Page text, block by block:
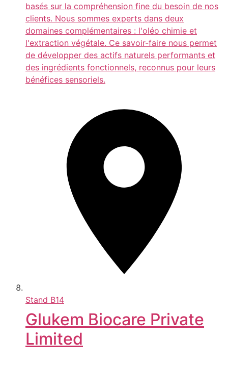
basés sur la compréhension fine du besoin de nos
clients. Nous sommes experts dans deux
domaines complémentaires : l'oléo chimie et
l'extraction végétale. Ce savoir-faire nous permet
de développer des actifs naturels performants et
des ingrédients fonctionnels, reconnus pour leurs
bénéfices sensoriels.
Stand B14
Glukem Biocare Private
Limited